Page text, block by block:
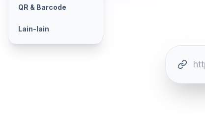
QR & Barcode
Lain-lain